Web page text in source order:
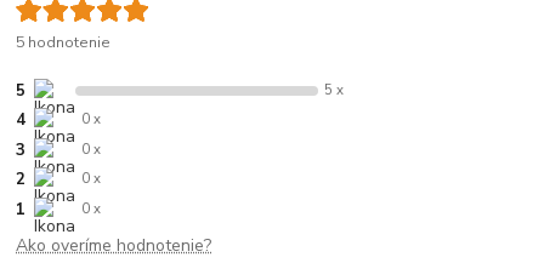
5 hodnotenie
5 5 x
4 0 x
3 0 x
2 0 x
1 0 x
Ako overíme hodnotenie?